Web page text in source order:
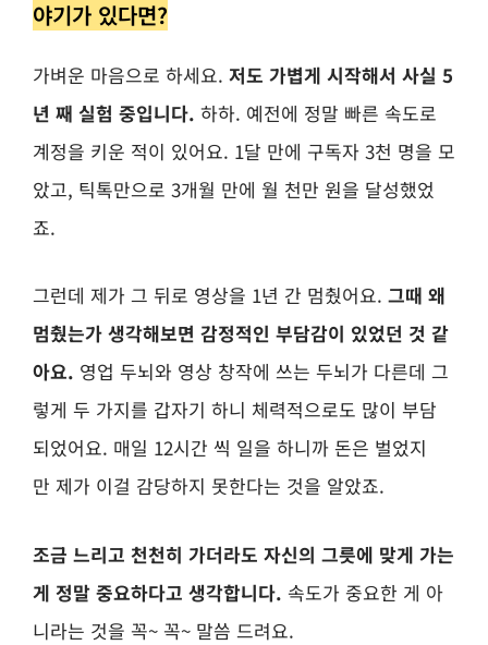
야기가 있다면?
가벼운 마음으로 하세요. 저도 가볍게 시작해서 사실 5
년 째 실험 중입니다. 하하. 예전에 정말 빠른 속도로
계정을 키운 적이 있어요. 1달 만에 구독자 3천 명을 모
았고, 틱톡만으로 3개월 만에 월 천만 원을 달성했었
죠.
그런데 제가 그 뒤로 영상을 1년 간 멈췄어요. 그때 왜
멈췄는가 생각해보면 감정적인 부담감이 있었던 것 같
아요. 영업 두뇌와 영상 창작에 쓰는 두뇌가 다른데 그
렇게 두 가지를 갑자기 하니 체력적으로도 많이 부담
되었어요. 매일 12시간 씩 일을 하니까 돈은 벌었지
만 제가 이걸 감당하지 못한다는 것을 알았죠.
조금 느리고 천천히 가더라도 자신의 그릇에 맞게 가는
게 정말 중요하다고 생각합니다. 속도가 중요한 게 아
니라는 것을 꼭~ 꼭~ 말씀 드려요.